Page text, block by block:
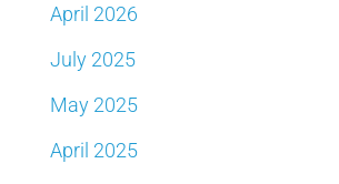
April 2026
July 2025
May 2025
April 2025